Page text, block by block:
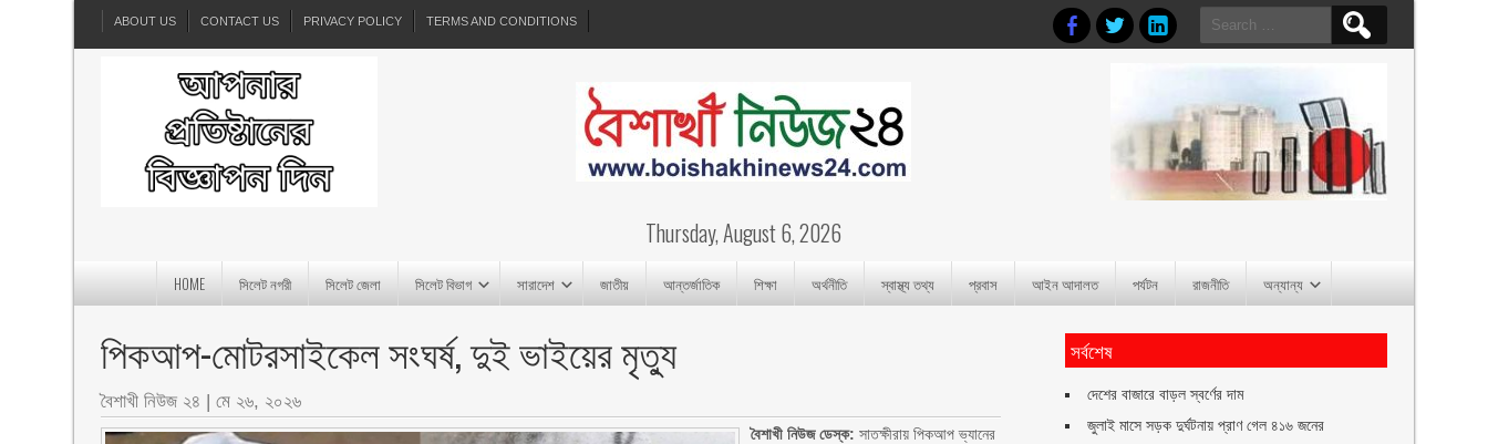
ABOUT US CONTACT US PRIVACY POLICY TERMS AND CONDITIONS
Search
for:
Thursday, August 6, 2026
HOME সিলেট নগরী সিলেট জেলা সিলেট বিভাগ সারাদেশ জাতীয় আন্তর্জাতিক শিক্ষা অর্থনীতি স্বাস্থ্য তথ্য প্রবাস আইন আদালত পর্যটন রাজনীতি অন্যান্য
পিকআপ-মোটরসাইকেল সংঘর্ষ, দুই ভাইয়ের মৃত্যু
বৈশাখী নিউজ ২৪ |মে ২৬, ২০২৬
বৈশাখী নিউজ ডেস্ক: সাতক্ষীরায় পিকআপ ভ্যানের
সর্বশেষ
দেশের বাজারে বাড়ল স্বর্ণের দাম
জুলাই মাসে সড়ক দুর্ঘটনায় প্রাণ গেল ৪১৬ জনের